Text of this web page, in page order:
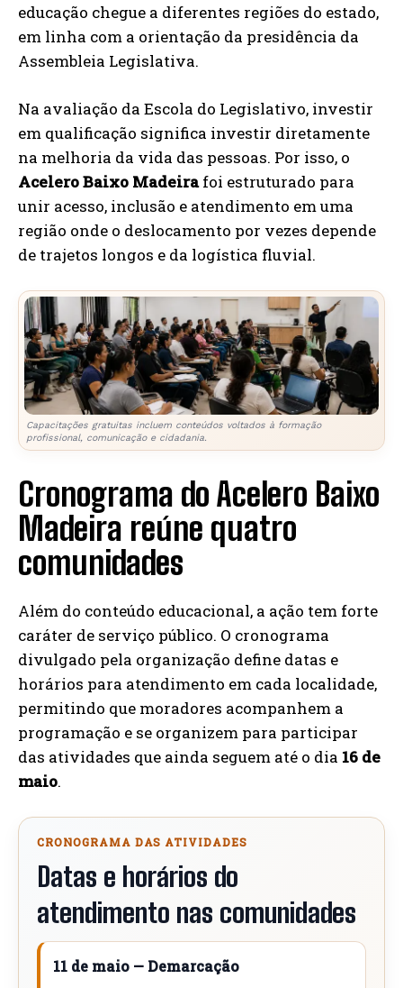
educação chegue a diferentes regiões do estado,
em linha com a orientação da presidência da
Assembleia Legislativa.
Na avaliação da Escola do Legislativo, investir
em qualificação significa investir diretamente
na melhoria da vida das pessoas. Por isso, o
Acelero Baixo Madeirafoi estruturado para
unir acesso, inclusão e atendimento em uma
região onde o deslocamento por vezes depende
de trajetos longos e da logística fluvial.
Capacitações gratuitas incluem conteúdos voltados à formação
profissional, comunicação e cidadania.
Cronograma do Acelero Baixo
Madeira reúne quatro
comunidades
Além do conteúdo educacional, a ação tem forte
caráter de serviço público. O cronograma
divulgado pela organização define datas e
horários para atendimento em cada localidade,
permitindo que moradores acompanhem a
programação e se organizem para participar
das atividades que ainda seguem até o dia 16 de
maio.
CRONOGRAMA DAS ATIVIDADES
Datas e horários do
atendimento nas comunidades
11 de maio — Demarcação